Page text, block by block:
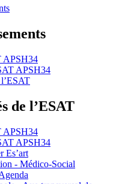
APSH34
APSH34
de l’ESAT
APSH34
APSH34
Es’art
- Médico-Social